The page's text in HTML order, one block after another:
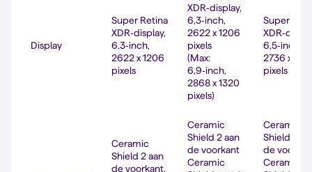
Display
Super Retina
XDR‑display,
6,3‑inch,
2622 x 1206
pixels
XDR‑display,
6,3‑inch,
2622 x 1206
pixels
(Max:
6,9‑inch,
2868 x 1320
pixels)
Super
6,5‑inch,
2736 x
pixels
Ceramic
Shield 2 aan
de voorkant.
Ceramic
Shield 2 aan
de voorkant
Ceramic
Ceramic
Shield 2
de
Ceramic